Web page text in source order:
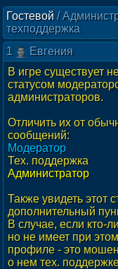
Гостевой /
техподдержка
1
Евгения
В игре существует
статусом
администраторов.
Отличить их от
сообщений:
Модератор
Тех. поддержка
Администратор
Также увидеть этот
дополнительный
В случае, если кто-
но не имеет при
профиле - это
о нем тех.